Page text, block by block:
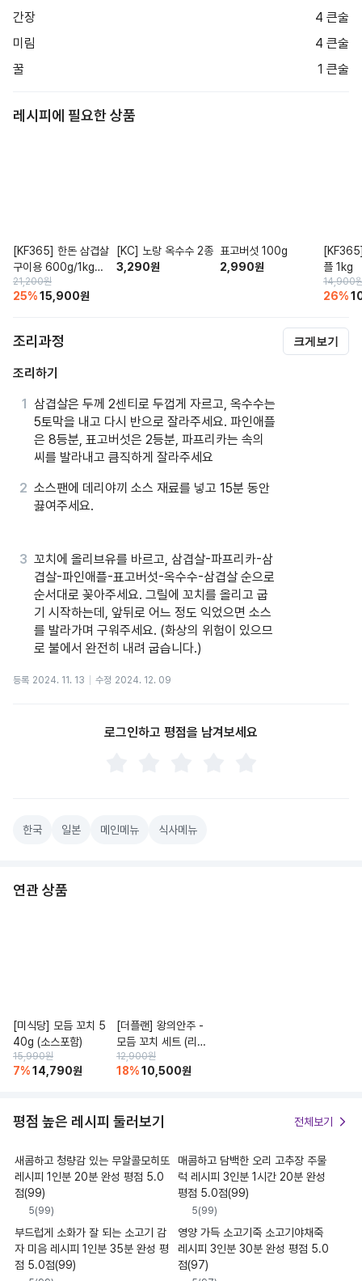
간장
4 큰술
미림
4 큰술
꿀
1 큰술
레시피에 필요한 상품
[KF365] 한돈 삼겹살
구이용 600g/1kg
(냉장)
21,200원
25%15,900원
[KC] 노랑 옥수수 2종
3,290원
표고버섯 100g
2,990원
플 1kg
14,900
26%
조리과정 크게보기
조리하기
삼겹살은 두께 2센티로 두껍게 자르고, 옥수수는
5토막을 내고 다시 반으로 잘라주세요. 파인애플
은 8등분, 표고버섯은 2등분, 파프리카는 속의
씨를 발라내고 큼직하게 잘라주세요
소스팬에 데리야끼 소스 재료를 넣고 15분 동안
끓여주세요.
꼬치에 올리브유를 바르고, 삼겹살-파프리카-삼
겹살-파인애플-표고버섯-옥수수-삼겹살 순으로
순서대로 꽂아주세요. 그릴에 꼬치를 올리고 굽
기 시작하는데, 앞뒤로 어느 정도 익었으면 소스
를 발라가며 구워주세요. (화상의 위험이 있으므
로 불에서 완전히 내려 굽습니다.)
등록 2024. 11. 13 수정 2024. 12. 09
로그인하고 평점을 남겨보세요
한국 일본 메인메뉴 식사메뉴
연관 상품
[미식당] 모듬 꼬치 5
40g (소스포함)
15,990원
7%14,790원
[더플랜] 왕의안주 -
모듬 꼬치 세트 (리뉴
얼)
12,900원
18%10,500원
평점 높은 레시피 둘러보기 전체보기
새콤하고 청량감 있는 무알콜모히또
레시피 1인분 20분 완성 평점 5.0
점(99)
5(99)
매콤하고 담백한 오리 고추장 주물
럭 레시피 3인분 1시간 20분 완성
평점 5.0점(99)
5(99)
부드럽게 소화가 잘 되는 소고기 감
자 미음 레시피 1인분 35분 완성 평
점 5.0점(99)
영양 가득 소고기죽 소고기야채죽
레시피 3인분 30분 완성 평점 5.0
점(97)